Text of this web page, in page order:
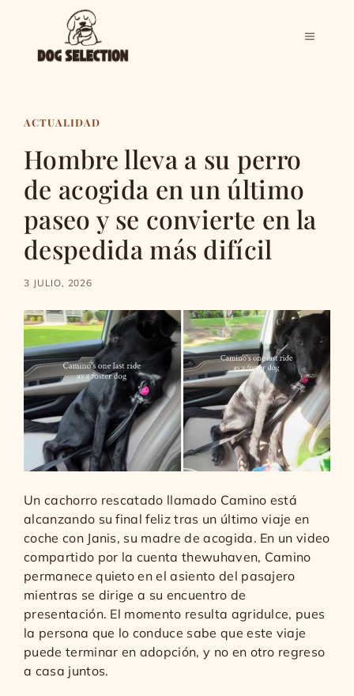
contenido
MENÚ
ACTUALIDAD
Hombre lleva a su perro
de acogida en un último
paseo y se convierte en la
despedida más difícil
3 JULIO, 2026
Un cachorro rescatado llamado Camino está
alcanzando su final feliz tras un último viaje en
coche con Janis, su madre de acogida. En un video
compartido por la cuenta thewuhaven, Camino
permanece quieto en el asiento del pasajero
mientras se dirige a su encuentro de
presentación. El momento resulta agridulce, pues
la persona que lo conduce sabe que este viaje
puede terminar en adopción, y no en otro regreso
a casa juntos.